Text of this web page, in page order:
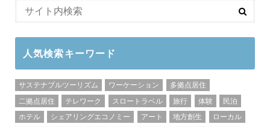
人気検索キーワード
サステナブルツーリズム ワーケーション
多拠点居住
二拠点居住
テレワーク スロートラベル 旅行 体験
民泊
ホテル
シェアリングエコノミー アート 地方創生
ローカル